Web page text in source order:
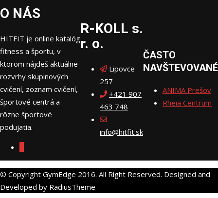
O NÁS
HITFIT je online katalóg
fitness a športu, v
ktorom nájdeš aktuálne
rozvrhy skupinových
cvičení, zoznam cvičení,
športové centrá a
rôzne športové
podujatia.
R-KOLL s.
r. o.
Lipovce
257
+421 907
463 748
info@hitfit.sk
ČASTO
NAVŠTEVOVANÉ
ANIMA Prešov
Rheia Centrum
© Copyright GymEdge 2016. All Right Reserved. Designed and
Developed by RadiusTheme